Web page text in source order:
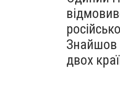
Знайшов
двох